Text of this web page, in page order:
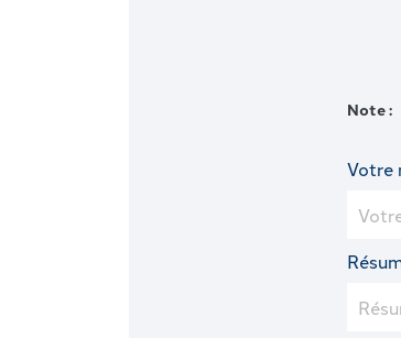
Note :
Votre